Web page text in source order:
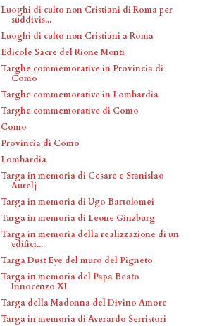
Luoghi di culto non Cristiani di Roma per
suddivis...
Luoghi di culto non Cristiani a Roma
Edicole Sacre del Rione Monti
Targhe commemorative in Provincia di
Como
Targhe commemorative in Lombardia
Targhe commemorative di Como
Como
Provincia di Como
Lombardia
Targa in memoria di Cesare e Stanislao
Aurelj
Targa in memoria di Ugo Bartolomei
Targa in memoria di Leone Ginzburg
Targa in memoria della realizzazione di un
edifici...
Targa Dust Eye del muro del Pigneto
Targa in memoria del Papa Beato
Innocenzo XI
Targa della Madonna del Divino Amore
Targa in memoria di Averardo Serristori